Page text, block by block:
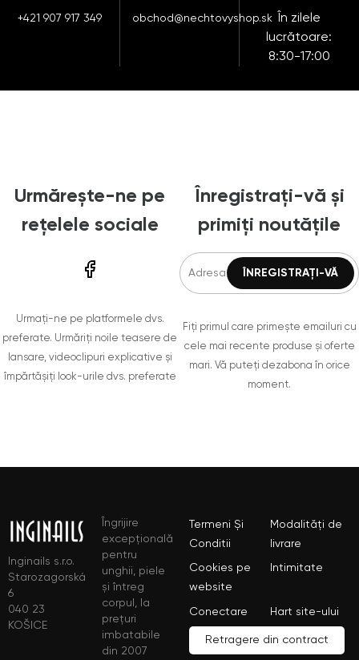
+421 907 917 349 obchod@nechtovyshop.sk
În zilele
lucrătoare:
8:30-17:00
Urmărește-ne pe
rețelele sociale
Urmați-ne pe platformele dvs.
preferate. Urmăriți noile teasere de
lansare, videoclipuri explicative și
împărtășiți look-urile dvs. preferate
Înregistrați-vă și
primiți noutățile
Fiți primul care primește emailuri cu
cele mai recente produse și oferte
mari. Vă puteți dezabona în orice
moment.
Inginails s.r.o.
Starozagorská
6
040 23
KOŠICE
Îngrijire
excepțională
pentru
unghii, piele
și întreg
corpul, la
prețuri
imbatabile
din 2007
Termeni Și
Conditii
Modalități de
livrare
Cookies pe
website
Intimitate
Conectare Hart site-ului
Retragere din contract